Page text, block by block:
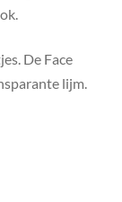
De Face
lijm.